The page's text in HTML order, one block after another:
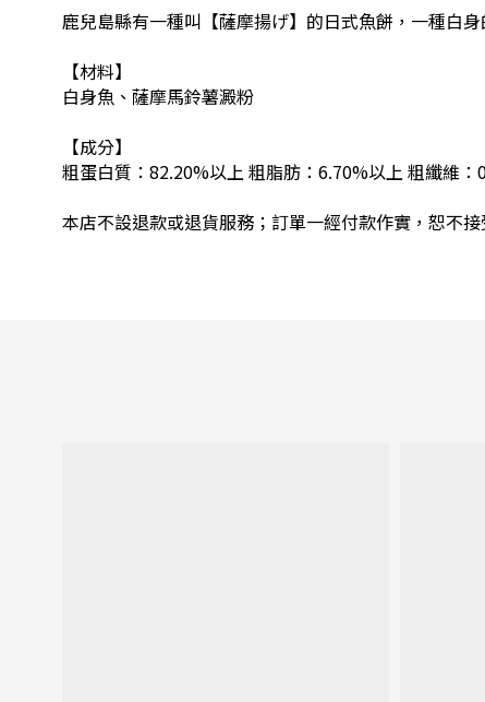
鹿兒島縣有一種叫【薩摩揚げ】的日式魚餅，一種白
【材料】
白身魚、薩摩馬鈴薯澱粉
【成分】
粗蛋白質：82.20%以上 粗脂肪：6.70%以上 粗纖維
本店不設退款或退貨服務；訂單一經付款作實，恕不